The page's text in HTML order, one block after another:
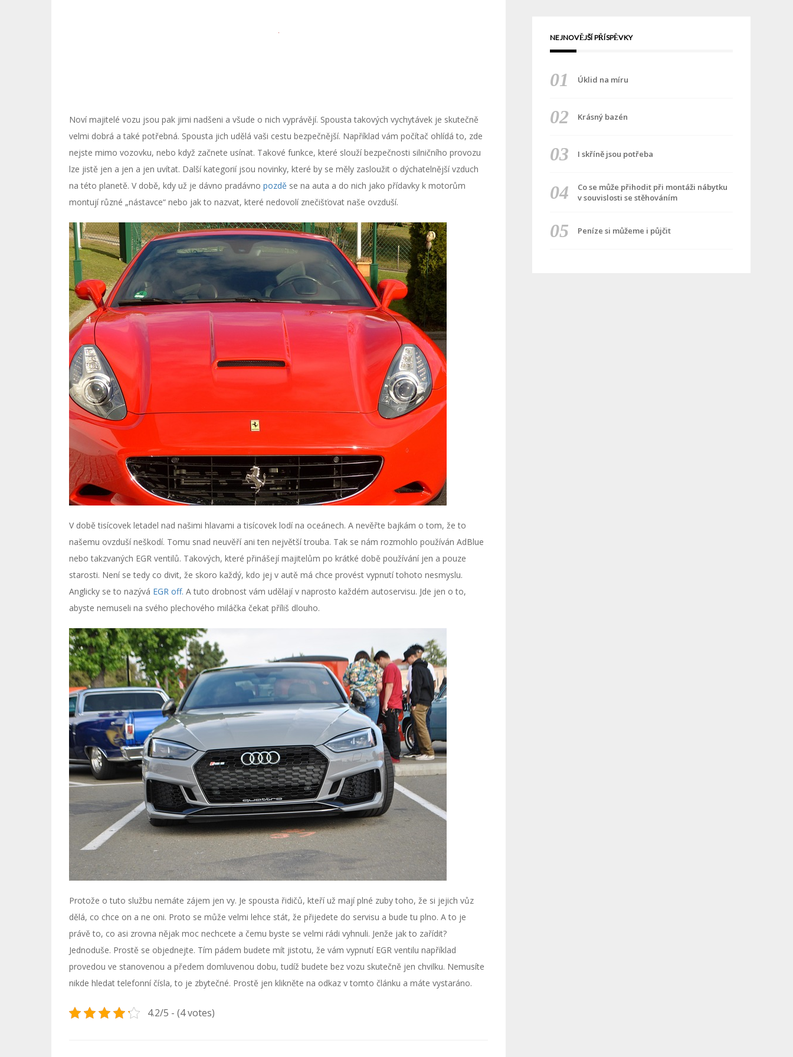
Noví majitelé vozu jsou pak jimi nadšeni a všude o nich vyprávějí. Spousta takových vychytávek je skutečně
velmi dobrá a také potřebná. Spousta jich udělá vaši cestu bezpečnější. Například vám počítač ohlídá to, zde
nejste mimo vozovku, nebo když začnete usínat. Takové funkce, které slouží bezpečnosti silničního provozu
lze jistě jen a jen a jen uvítat. Další kategorií jsou novinky, které by se měly zasloužit o dýchatelnější vzduch
na této planetě. V době, kdy už je dávno pradávno pozdě se na auta a do nich jako přídavky k motorům
montují různé „nástavce“ nebo jak to nazvat, které nedovolí znečišťovat naše ovzduší.
V době tisícovek letadel nad našimi hlavami a tisícovek lodí na oceánech. A nevěřte bajkám o tom, že to
našemu ovzduší neškodí. Tomu snad neuvěří ani ten největší trouba. Tak se nám rozmohlo používán AdBlue
nebo takzvaných EGR ventilů. Takových, které přinášejí majitelům po krátké době používání jen a pouze
starosti. Není se tedy co divit, že skoro každý, kdo jej v autě má chce provést vypnutí tohoto nesmyslu.
Anglicky se to nazývá EGR off. A tuto drobnost vám udělají v naprosto každém autoservisu. Jde jen o to,
abyste nemuseli na svého plechového miláčka čekat příliš dlouho.
Protože o tuto službu nemáte zájem jen vy. Je spousta řidičů, kteří už mají plné zuby toho, že si jejich vůz
dělá, co chce on a ne oni. Proto se může velmi lehce stát, že přijedete do servisu a bude tu plno. A to je
právě to, co asi zrovna nějak moc nechcete a čemu byste se velmi rádi vyhnuli. Jenže jak to zařídit?
Jednoduše. Prostě se objednejte. Tím pádem budete mít jistotu, že vám vypnutí EGR ventilu například
provedou ve stanovenou a předem domluvenou dobu, tudíž budete bez vozu skutečně jen chvilku. Nemusíte
nikde hledat telefonní čísla, to je zbytečné. Prostě jen klikněte na odkaz v tomto článku a máte vystaráno.
4.2/5 - (4 votes)
NEJNOVĚJŠÍ PŘÍSPĚVKY
Úklid na míru
Krásný bazén
I skříně jsou potřeba
Co se může přihodit při montáži nábytku
v souvislosti se stěhováním
Peníze si můžeme i půjčit